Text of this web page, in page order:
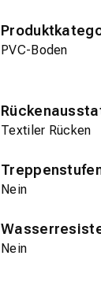
PVC-Boden
Textiler Rücken
Nein
Nein